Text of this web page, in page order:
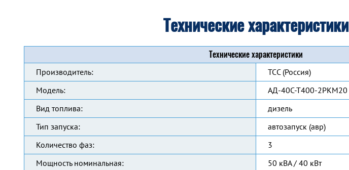
Технические характеристики
Технические характеристики
Производитель:
ТСС (Россия)
Модель:
АД-40С-Т400-2РКМ20
Вид топлива:
дизель
Тип запуска:
автозапуск (авр)
Количество фаз:
3
Мощность номинальная:
50 кВА / 40 кВт